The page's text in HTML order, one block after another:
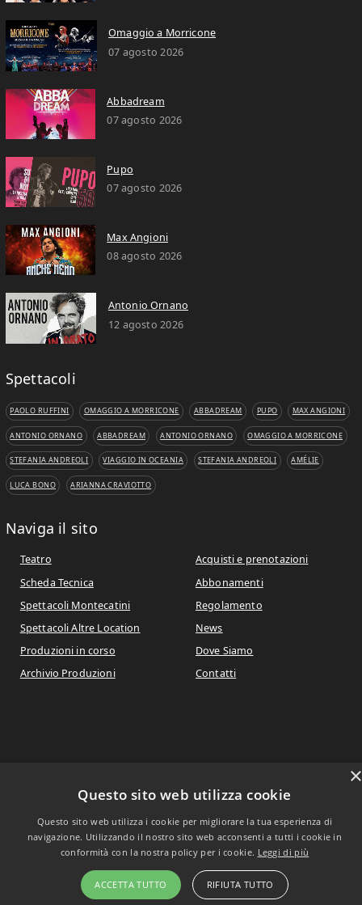
Omaggio a Morricone
07 agosto 2026
Abbadream
07 agosto 2026
Pupo
07 agosto 2026
Max Angioni
08 agosto 2026
Antonio Ornano
12 agosto 2026
Spettacoli
PAOLO RUFFINI OMAGGIO A MORRICONE ABBADREAM PUPO MAX ANGIONI
ANTONIO ORNANO ABBADREAM ANTONIO ORNANO OMAGGIO A MORRICONE
STEFANIA ANDREOLI VIAGGIO IN OCEANIA STEFANIA ANDREOLI AMÉLIE
LUCA BONO ARIANNA CRAVIOTTO
Naviga il sito
Teatro
Scheda Tecnica
Spettacoli Montecatini
Spettacoli Altre Location
Produzioni in corso
Archivio Produzioni
Acquisti e prenotazioni
Abbonamenti
Regolamento
News
Dove Siamo
Contatti
Copyright © 2021
Questo sito web utilizza cookie
Questo sito web utilizza i cookie per migliorare la tua esperienza di
navigazione. Utilizzando il nostro sito web acconsenti a tutti i cookie in
conformità con la nostra policy per i cookie. Leggi di più
ACCETTA TUTTO RIFIUTA TUTTO
×